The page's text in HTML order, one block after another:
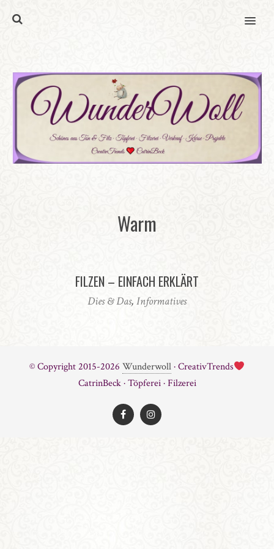
MENU
Warm
FILZEN – EINFACH ERKLÄRT
Dies & Das, Informatives
© Copyright 2015-2026 Wunderwoll· CreativTrends
CatrinBeck · Töpferei · Filzerei